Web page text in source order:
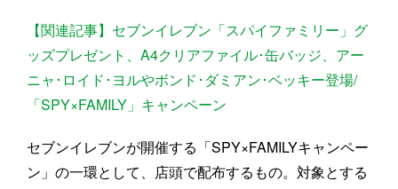
【関連記事】セブンイレブン「スパイファミリー」グ
ッズプレゼント、A4クリアファイル･缶バッジ、アー
ニャ･ロイド･ヨルやボンド･ダミアン･ベッキー登場/
「SPY×FAMILY」キャンペーン
セブンイレブンが開催する「SPY×FAMILYキャンペー
ン」の一環として、店頭で配布するもの。対象とする